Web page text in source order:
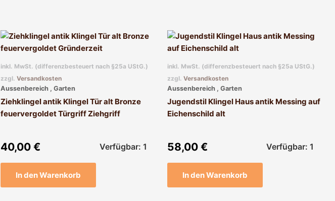
inkl. MwSt. (differenzbesteuert nach §25a UStG.)
zzgl. Versandkosten
Aussenbereich , Garten
Ziehklingel antik Klingel Tür alt Bronze
feuervergoldet Türgriff Ziehgriff
40,00 € Verfügbar: 1
In den Warenkorb
inkl. MwSt. (differenzbesteuert nach §25a UStG.)
zzgl. Versandkosten
Aussenbereich , Garten
Jugendstil Klingel Haus antik Messing auf
Eichenschild alt
58,00 € Verfügbar: 1
In den Warenkorb